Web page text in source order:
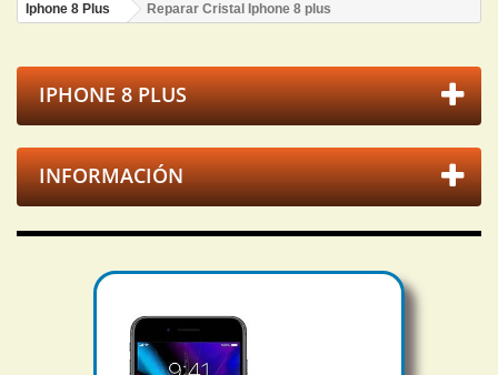
Iphone 8 Plus
Reparar Cristal Iphone 8 plus
IPHONE 8 PLUS
INFORMACIÓN